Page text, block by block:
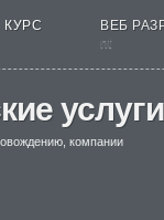
КУРС
ВЕБ
nt
услуги
компании